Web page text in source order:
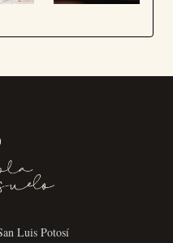
Luis Potosí